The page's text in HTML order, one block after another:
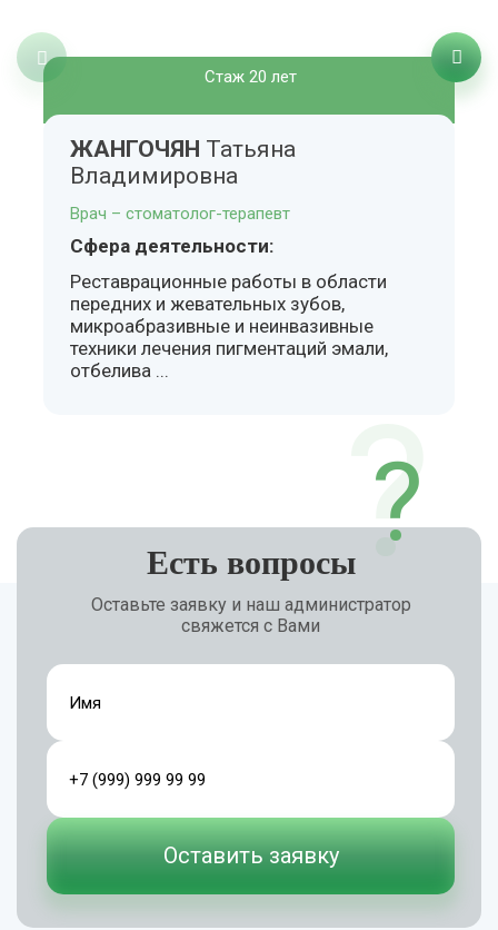
Стаж 20 лет
ЖАНГОЧЯН Татьяна
Владимировна
Врач – стоматолог-терапевт
Сфера деятельности:
Реставрационные работы в области
передних и жевательных зубов,
микроабразивные и неинвазивные
техники лечения пигментаций эмали,
отбелива ...
Есть вопросы ?
Оставьте заявку и наш администратор
свяжется с Вами
Оставить заявку